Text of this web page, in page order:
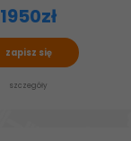
1950zł
zapisz się
szczegóły